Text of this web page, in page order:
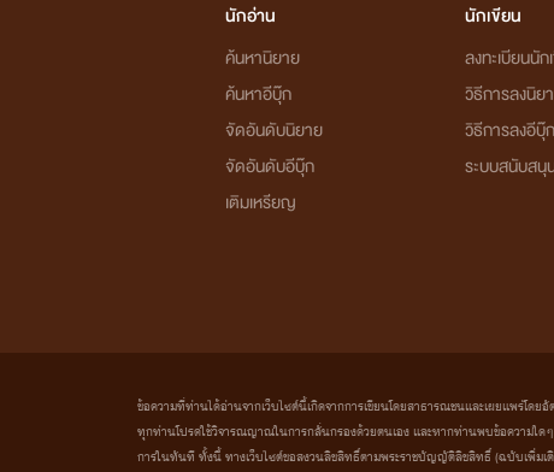
นักอ่าน
ค้นหานิยาย
ค้นหาอีบุ๊ก
จัดอันดับนิยาย
จัดอันดับอีบุ๊ก
เติมเหรียญ
นักเขียน
ลงทะเบียนนัก
วิธีการลงนิย
วิธีการลงอีบุ๊ก
ระบบสนับสนุ
ข้อความที่ท่านได้อ่านจากเว็บไซต์นี้เกิดจากการเขียนโดยสาธารณชนและเผยแพร่โ
ทุกท่านโปรดใช้วิจารณญาณในการกลั่นกรองด้วยตนเอง และหากท่านพบข้อความใด
การในทันที ทั้งนี้ ทางเว็บไซต์ขอสงวนลิขสิทธิ์ตามพระราชบัญญัติลิขสิทธิ์ (ฉบับเพิ่มเ